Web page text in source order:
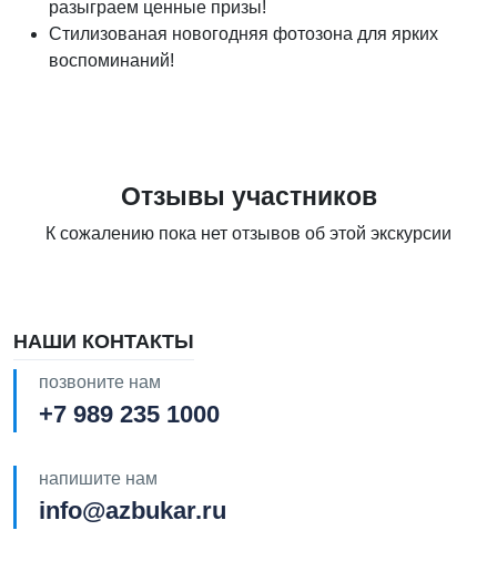
разыграем ценные призы!
Стилизованая новогодняя фотозона для ярких
воспоминаний!
Отзывы участников
К сожалению пока нет отзывов об этой экскурсии
НАШИ КОНТАКТЫ
позвоните нам
+7 989 235 1000
напишите нам
info@azbukar.ru